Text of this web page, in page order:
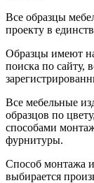
Все образцы
проекту в
Образцы имеют
поиска по сайту,
Все мебельные
образцов по
способами
фурнитуры.
Способ монтажа
выбирается